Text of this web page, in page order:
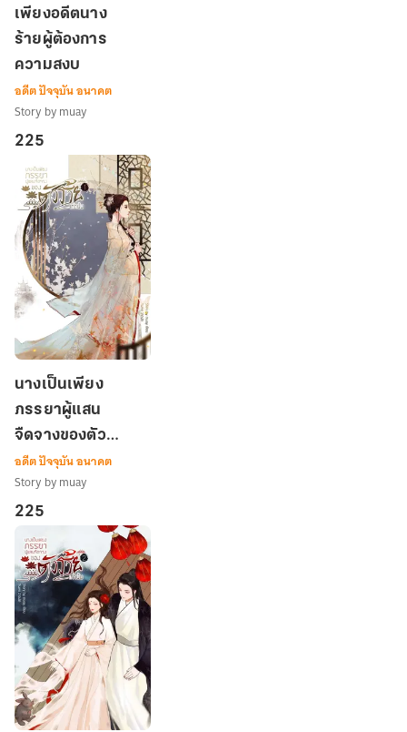
อดีต
นาง
ร้าย
ผู้
ต้องการ
ความ
เพียงอดีตนาง
ร้ายผู้ต้องการ
ความสงบ
อดีต ปัจจุบัน อนาคต
Story by muay
225
เป็น
เพียง
ภรรยา
ผู้
แสน
จืดจาง
ตัว
ร้าย
เล่ม
1
นางเป็นเพียง
ภรรยาผู้แสน
จืดจางของตัว
ร้าย เล่ม 1
อดีต ปัจจุบัน อนาคต
Story by muay
225